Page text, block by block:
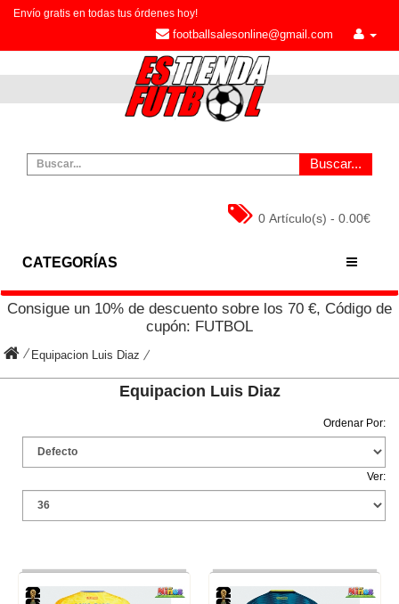
Envío gratis en todas tus órdenes hoy!
footballsalesonline@gmail.com
Buscar...
0 Artículo(s) - 0.00€
CATEGORÍAS
Consigue un 10% de descuento sobre los 70 €, Código de
cupón: FUTBOL
Equipacion Luis Diaz
Equipacion Luis Diaz
Ordenar Por:
Ver: